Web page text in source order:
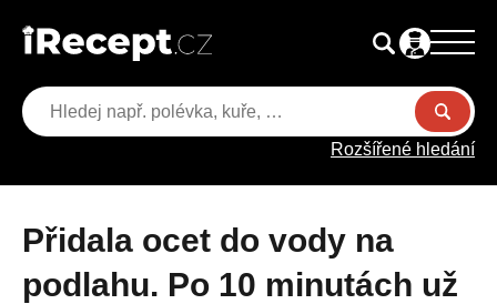
Rozšířené hledání
Přidala ocet do vody na
podlahu. Po 10 minutách už